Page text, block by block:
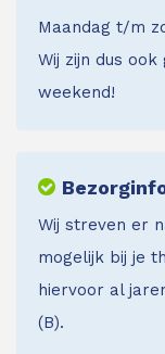
Maandag t/m
Wij zijn dus
weekend!
Wij streven er
mogelijk bij je
hiervoor al
(B).